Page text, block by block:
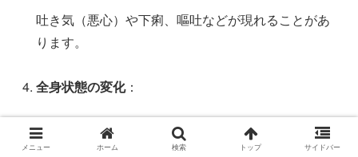
吐き気（悪心）や下痢、嘔吐などが現れることがあ
ります。
全身状態の変化：
倦怠感（体がだるい）、発熱、悪寒、低血圧、血圧
メニュー ホーム 検索 トップ サイドバー